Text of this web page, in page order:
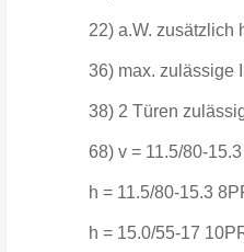
22) a.W. zusätzlich
36) max. zulässige
38) 2 Türen
68) v = 11.5/80-
h = 11.5/80-15.3
h = 15.0/55-17